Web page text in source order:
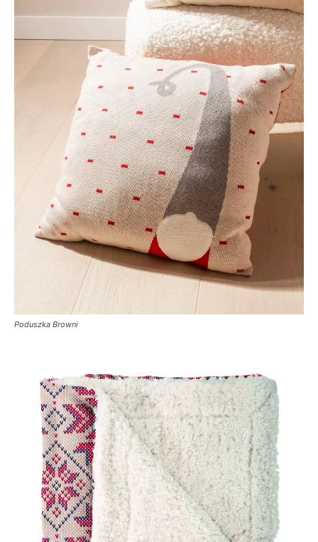
Poduszka Browni